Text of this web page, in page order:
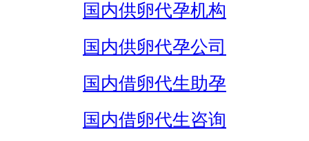
国内供卵代孕机构
国内供卵代孕公司
国内借卵代生助孕
国内借卵代生咨询